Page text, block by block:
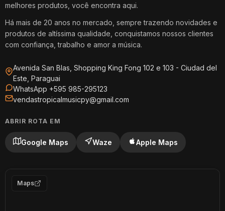
melhores produtos, você encontra aqui.
Há mais de 20 anos no mercado, sempre trazendo novidades e
produtos de altíssima qualidade, conquistamos nossos clientes
com confiança, trabalho e amor a música.
Avenida San Blas, Shopping King Fong 102 e 103 - Ciudad del
Este, Paraguai
WhatsApp +595 985-295123
vendastropicalmusicpy@gmail.com
ABRIR ROTA EM
Google Maps Waze Apple Maps
Maps